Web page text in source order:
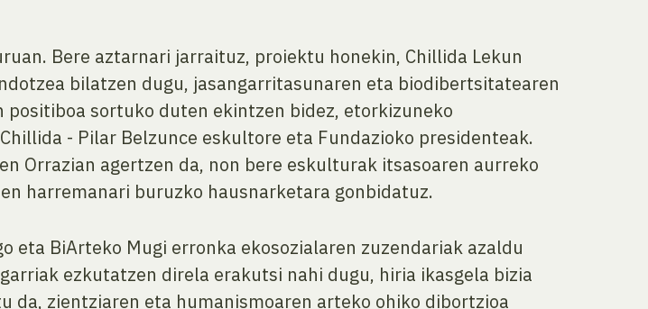
Bere aztarnari jarraituz, proiektu honekin, Chillida Lekun
bilatzen dugu, jasangarritasunaren eta biodibertsitatearen
sortuko duten ekintzen bidez, etorkizuneko
- Pilar Belzunce eskultore eta Fundazioko presidenteak.
Orrazian agertzen da, non bere eskulturak itsasoaren aurreko
harremanari buruzko hausnarketara gonbidatuz.
eta BiArteko Mugi erronka ekosozialaren zuzendariak azaldu
ezkutatzen direla erakutsi nahi dugu, hiria ikasgela bizia
zientziaren eta humanismoaren arteko ohiko dibortzioa